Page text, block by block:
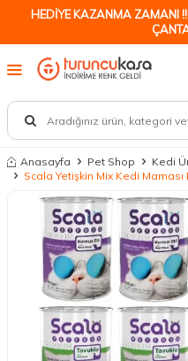
HEDİYE KAZANMA ZAMANI
Anasayfa Pet Shop Kedi
Scala Yetişkin Mix Kedi